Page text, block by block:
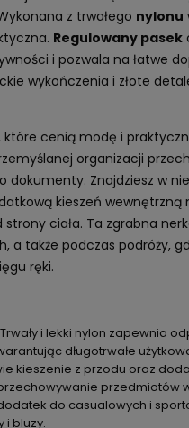
z trwałego nylonu
Regulowany pasek
i pozwala na łatwe
wykończenia i złote
cenią modę i
organizacji
Znajdziesz w
kieszeń wewnętrzną
ciała. Ta zgrabna
a także podczas podróży,
ręki.
Trwały i lekki nylon zapewnia
długotrwałe
kieszenie z przodu oraz
przedmiotów
do casualowych i
i bluzy.